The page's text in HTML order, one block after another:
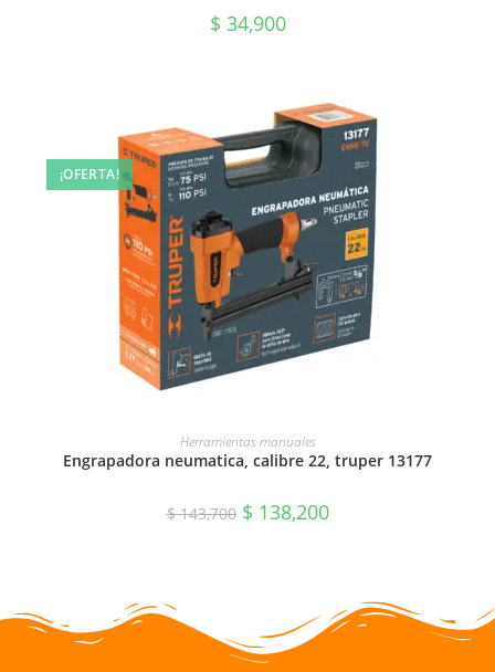
$ 34,900
¡OFERTA!
AÑADIR AL CARRITO
Herramientas manuales
Engrapadora neumatica, calibre 22, truper 13177
$143,700 $ 138,200